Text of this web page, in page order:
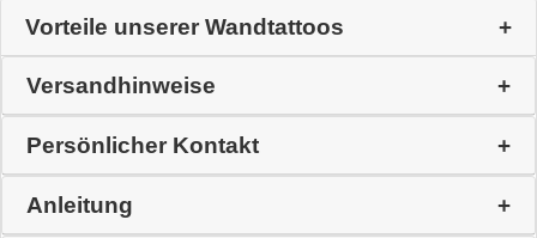
Vorteile unserer Wandtattoos
Versandhinweise
Persönlicher Kontakt
Anleitung